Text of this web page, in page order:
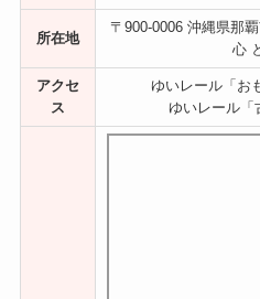
所在地
〒900-0006 沖縄県那
心
アクセ
ス
ゆいレール「お
ゆいレール「